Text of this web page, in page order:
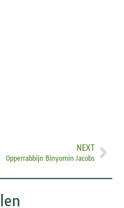
NEXT
Opperrabbijn Binyomin Jacobs